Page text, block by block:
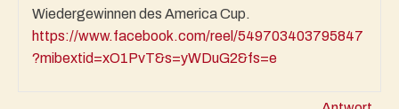
Wiedergewinnen des America Cup.
https://www.facebook.com/reel/549703403795847
?mibextid=xO1PvT&s=yWDuG2&fs=e